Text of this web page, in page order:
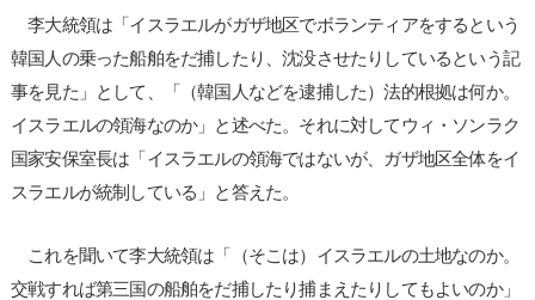
李大統領は「イスラエルがガザ地区でボランティアをするという
韓国人の乗った船舶をだ捕したり、沈没させたりしているという記
事を見た」として、「（韓国人などを逮捕した）法的根拠は何か。
イスラエルの領海なのか」と述べた。それに対してウィ・ソンラク
国家安保室長は「イスラエルの領海ではないが、ガザ地区全体をイ
スラエルが統制している」と答えた。
これを聞いて李大統領は「（そこは）イスラエルの土地なのか。
交戦すれば第三国の船舶をだ捕したり捕まえたりしてもよいのか」